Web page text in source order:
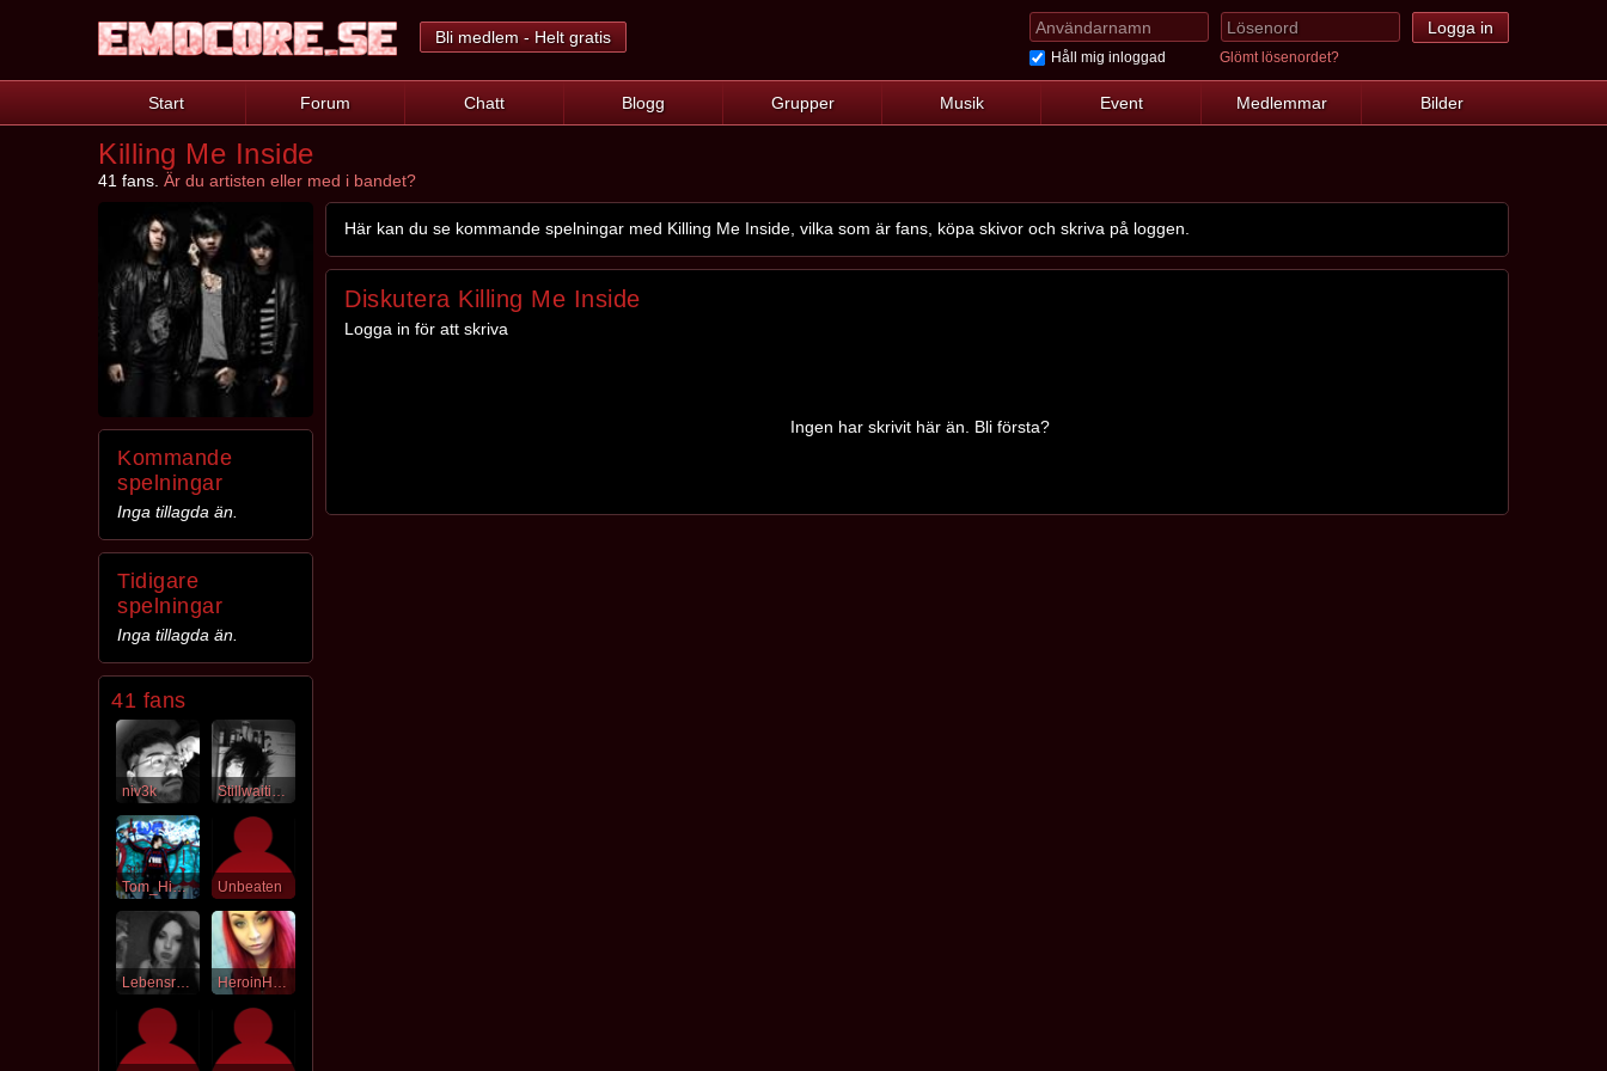
Bli medlem - Helt gratis
Håll mig inloggad Glömt lösenordet?
Start Forum Chatt Blogg Grupper Musik Event Medlemmar Bilder
Killing Me Inside
41 fans. Är du artisten eller med i bandet?
Kommande
spelningar
Inga tillagda än.
Tidigare
spelningar
Inga tillagda än.
41 fans
niv3k Stillwaiting4
Tom_Himself Unbeaten
Lebensraum HeroinHero
Här kan du se kommande spelningar med Killing Me Inside, vilka som är fans, köpa skivor och skriva på loggen.
Diskutera Killing Me Inside
Logga in för att skriva
Ingen har skrivit här än. Bli första?